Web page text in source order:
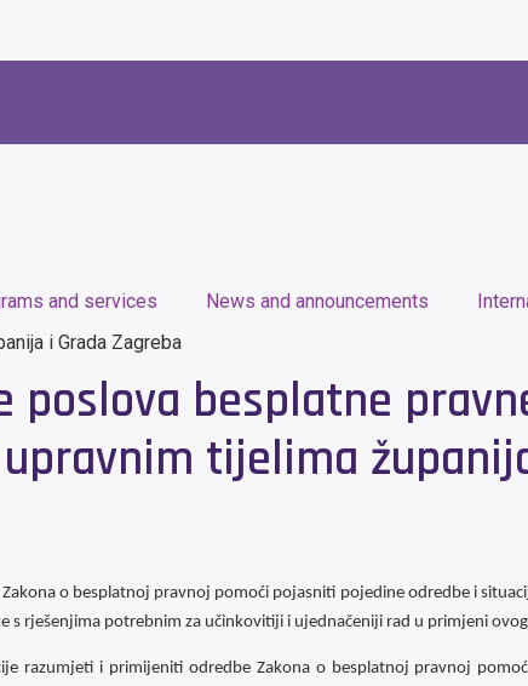
and services News and announcements
i Grada Zagreba
poslova besplatne
tijelima
o besplatnoj pravnoj pomoći pojasniti pojedine odredbe i
s rješenjima potrebnim za učinkovitiji i ujednačeniji rad u primjeni
razumjeti i primijeniti odredbe Zakona o besplatnoj pravnoj